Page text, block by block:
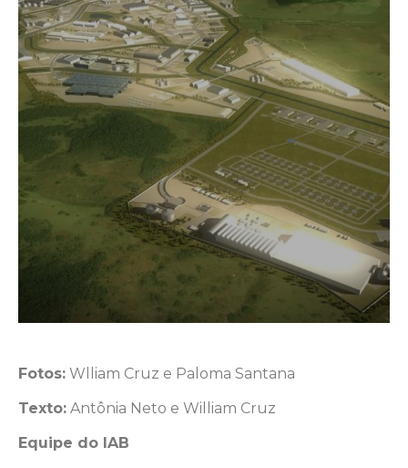
Fotos: Wlliam Cruz e Paloma Santana
Texto: Antônia Neto e William Cruz
Equipe do IAB